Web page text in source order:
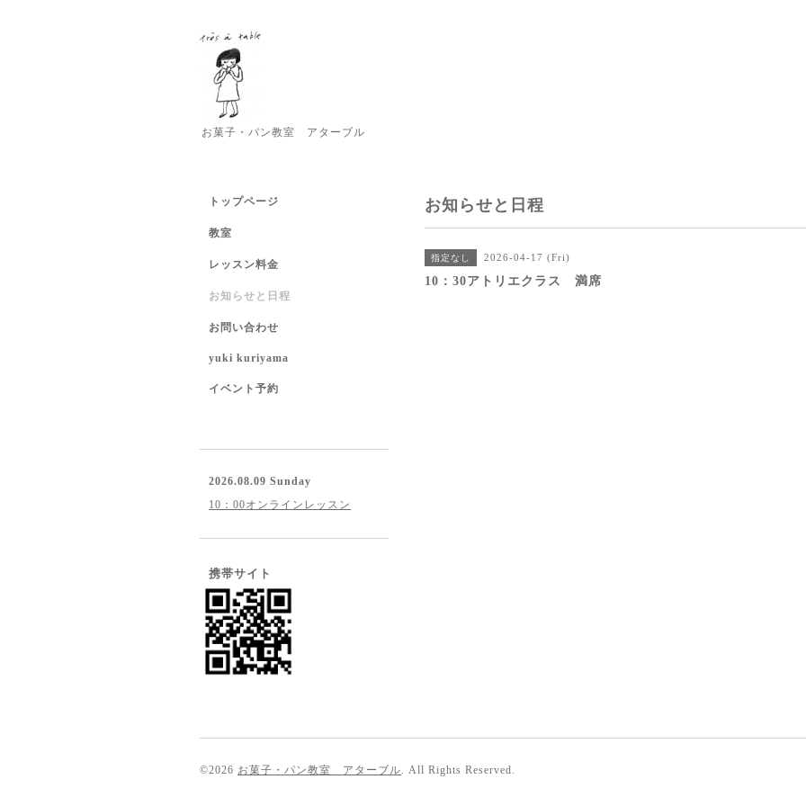
お菓子・パン教室 アターブル
お知らせと日程
指定なし 2026-04-17 (Fri)
10：30アトリエクラス 満席
トップページ
教室
レッスン料金
お知らせと日程
お問い合わせ
yuki kuriyama
イベント予約
2026.08.09 Sunday
10：00オンラインレッスン
携帯サイト
©2026 お菓子・パン教室 アターブル. All Rights Reserved.